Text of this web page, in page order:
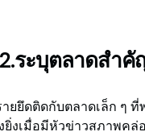
ระบุตลาดสำคั
ายยึดติดกับตลาดเล็ก ๆ ที่
ยิ่งเมื่อมีหัวข่าวสภาพคล่